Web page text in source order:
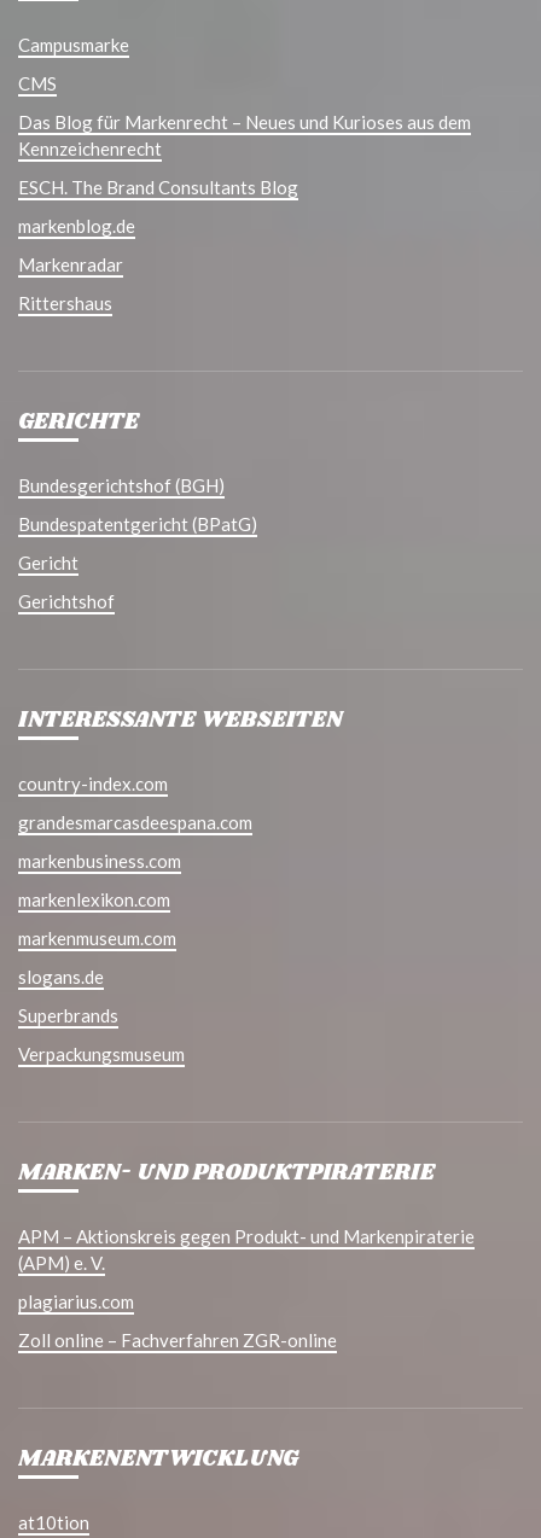
Campusmarke
CMS
Das Blog für Markenrecht – Neues und Kurioses aus dem
Kennzeichenrecht
ESCH. The Brand Consultants Blog
markenblog.de
Markenradar
Rittershaus
GERICHTE
Bundesgerichtshof (BGH)
Bundespatentgericht (BPatG)
Gericht
Gerichtshof
INTERESSANTE WEBSEITEN
country-index.com
grandesmarcasdeespana.com
markenbusiness.com
markenlexikon.com
markenmuseum.com
slogans.de
Superbrands
Verpackungsmuseum
MARKEN- UND PRODUKTPIRATERIE
APM – Aktionskreis gegen Produkt- und Markenpiraterie
(APM) e. V.
plagiarius.com
Zoll online – Fachverfahren ZGR-online
MARKENENTWICKLUNG
at10tion